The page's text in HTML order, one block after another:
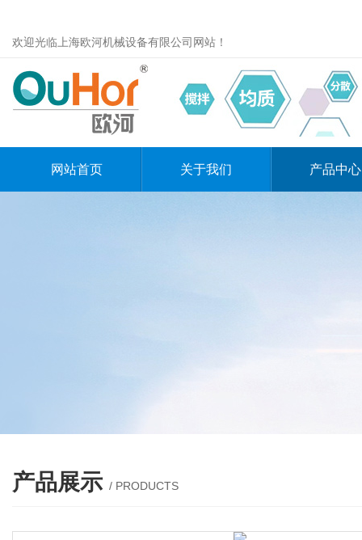
欢迎光临上海欧河机械设备有限公司网站！
网站首页 关于我们 产品中心
产品展示 / PRODUCTS